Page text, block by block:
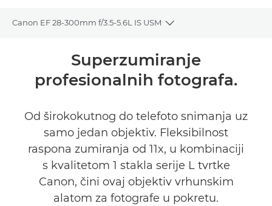
Canon EF 28-300mm f/3.5-5.6L IS USM
Toggle breadcrumbs
Tehnički podaci
Superzumiranje
profesionalnih fotografa.
Od širokokutnog do telefoto snimanja uz
samo jedan objektiv. Fleksibilnost
raspona zumiranja od 11x, u kombinaciji
s kvalitetom 1 stakla serije L tvrtke
Canon, čini ovaj objektiv vrhunskim
alatom za fotografe u pokretu.